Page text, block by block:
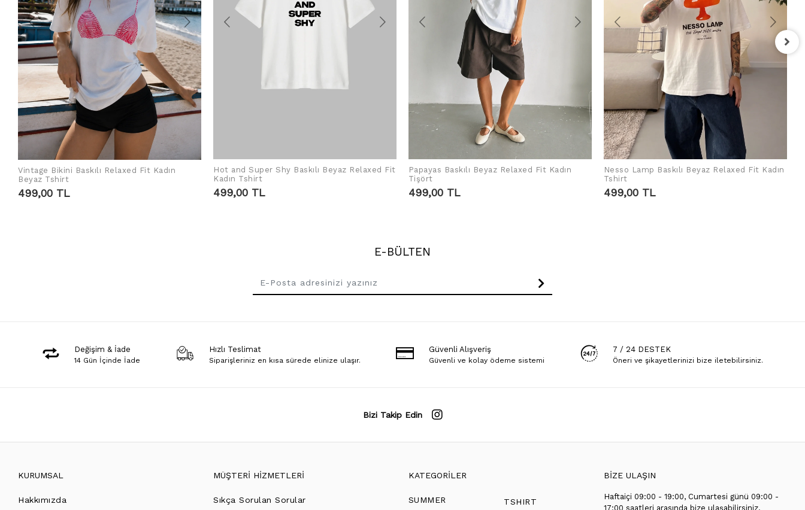
Vintage Bikini Baskılı Relaxed Fit Kadın
Beyaz Tshirt
499,00 TL
SEPETE EKLE
Hot and Super Shy Baskılı Beyaz Relaxed Fit
Kadın Tshirt
499,00 TL
SEPETE EKLE
Papayas Baskılı Beyaz Relaxed Fit Kadın
Tişört
499,00 TL
SEPETE EKLE
Nesso Lamp Baskılı Beyaz Relaxed Fit Kadın
Tshirt
499,00 TL
E-BÜLTEN
Değişim & İade
14 Gün İçinde İade
Hızlı Teslimat
Siparişleriniz en kısa sürede elinize ulaşır.
Güvenli Alışveriş
Güvenli ve kolay ödeme sistemi
7 / 24 DESTEK
Öneri ve şikayetlerinizi bize iletebilirsiniz.
Bizi Takip Edin
KURUMSAL
Hakkımızda
MÜŞTERİ HİZMETLERİ
Sıkça Sorulan Sorular
KATEGORİLER
SUMMER TSHIRT
BİZE ULAŞIN
Haftaiçi 09:00 - 19:00, Cumartesi günü 09:00 -
17:00 saatleri arasında bize ulaşabilirsiniz.